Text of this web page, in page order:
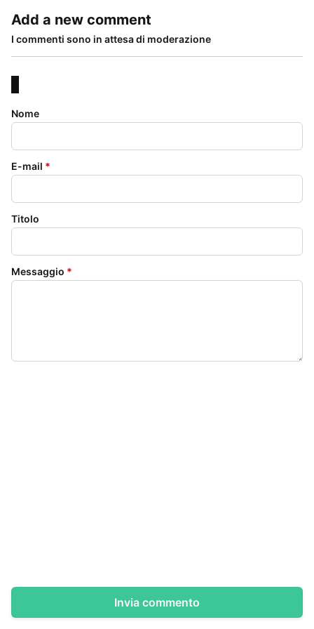
Add a new comment
I commenti sono in attesa di moderazione
Nome
E-mail *
Titolo
Messaggio *
Invia commento